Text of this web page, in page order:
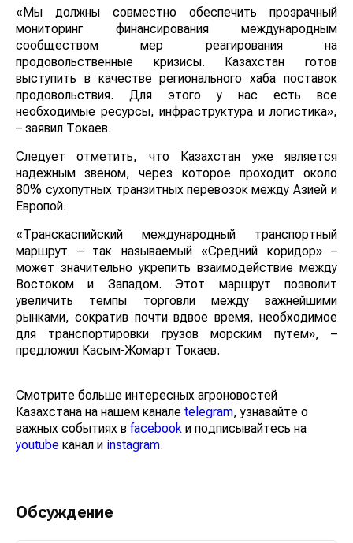
«Мы должны совместно обеспечить прозрачный
мониторинг финансирования международным
сообществом мер реагирования на
продовольственные кризисы. Казахстан готов
выступить в качестве регионального хаба поставок
продовольствия. Для этого у нас есть все
необходимые ресурсы, инфраструктура и логистика»,
– заявил Токаев.
Следует отметить, что Казахстан уже является
надежным звеном, через которое проходит около
80% сухопутных транзитных перевозок между Азией и
Европой.
«Транскаспийский международный транспортный
маршрут – так называемый «Средний коридор» –
может значительно укрепить взаимодействие между
Востоком и Западом. Этот маршрут позволит
увеличить темпы торговли между важнейшими
рынками, сократив почти вдвое время, необходимое
для транспортировки грузов морским путем», –
предложил Касым-Жомарт Токаев.
Смотрите больше интересных агроновостей
Казахстана на нашем канале telegram, узнавайте о
важных событиях в facebook и подписывайтесь на
youtube канал и instagram.
Обсуждение